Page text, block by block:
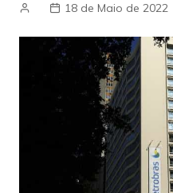
18 de Maio de 2022